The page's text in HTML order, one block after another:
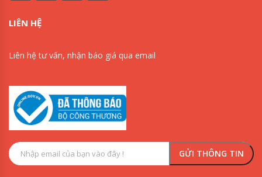
LIÊN HỆ
Liên hệ tư vấn, nhận báo giá qua email